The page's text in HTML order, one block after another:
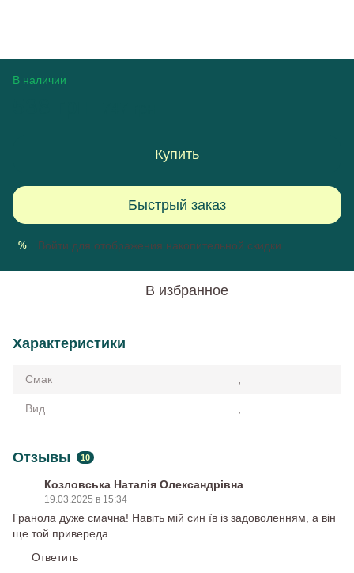
В наличии
Купить
Быстрый заказ
% Войти для отображения накопительной скидки
В избранное
Характеристики
Смак
Вид
Отзывы 10
Козловська Наталія Олександрівна
19.03.2025 в 15:34
Гранола дуже смачна! Навіть мій син їв із задоволенням, а він
ще той привереда.
Ответить